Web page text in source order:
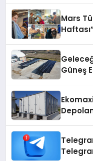
Mars
Güneş